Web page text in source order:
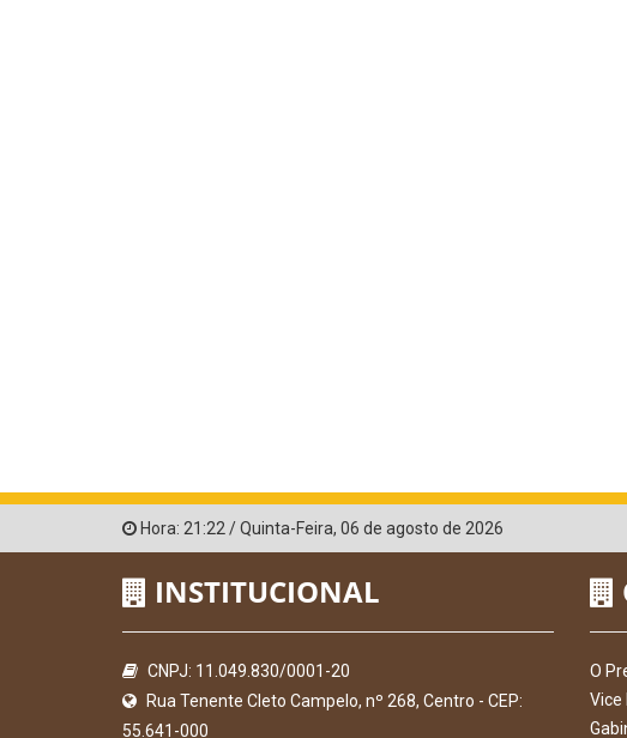
Hora: 21:22 /Quinta-Feira, 06 de agosto de 2026
INSTITUCIONAL
CNPJ: 11.049.830/0001-20
Rua Tenente Cleto Campelo, nº 268, Centro - CEP:
55.641-000
O
Vice